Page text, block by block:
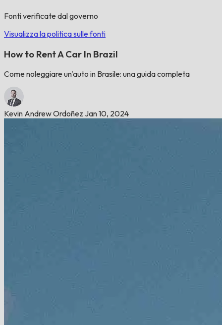
Fonti verificate dal governo
Visualizza la politica sulle fonti
How to Rent A Car In Brazil
Come noleggiare un'auto in Brasile: una guida completa
Kevin Andrew Ordoñez Jan 10, 2024